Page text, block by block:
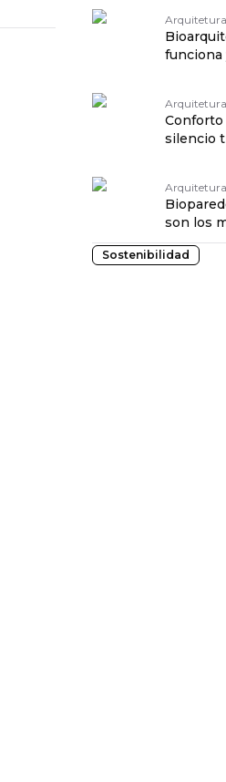
Arquitetura
funciona
Arquitetura
Conforto
silencio
Arquitetura
son los
Sostenibilidad